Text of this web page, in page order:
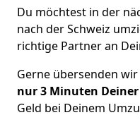
Du möchtest in der
nach der Schweiz
richtige Partner an
Gerne übersenden
nur3 Minuten
Geld bei Deinem